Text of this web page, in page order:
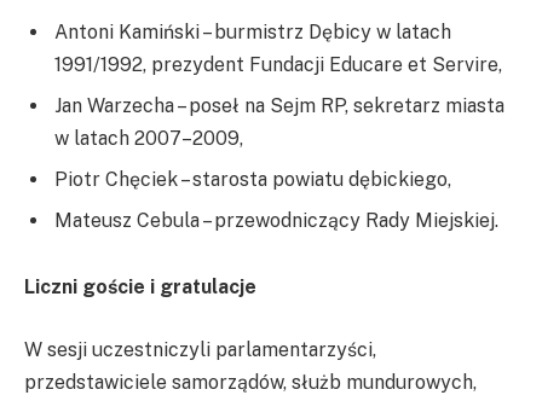
Antoni Kamiński – burmistrz Dębicy w latach
1991/1992, prezydent Fundacji Educare et Servire,
Jan Warzecha – poseł na Sejm RP, sekretarz miasta
w latach 2007–2009,
Piotr Chęciek – starosta powiatu dębickiego,
Mateusz Cebula – przewodniczący Rady Miejskiej.
Liczni goście i gratulacje
W sesji uczestniczyli parlamentarzyści,
przedstawiciele samorządów, służb mundurowych,